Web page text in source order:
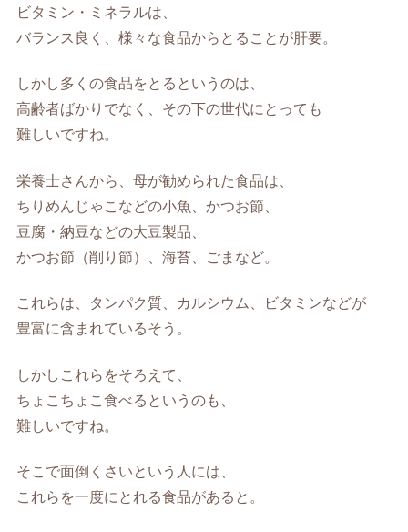
ビタミン・ミネラルは、
バランス良く、様々な食品からとることが肝要。
しかし多くの食品をとるというのは、
高齢者ばかりでなく、その下の世代にとっても
難しいですね。
栄養士さんから、母が勧められた食品は、
ちりめんじゃこなどの小魚、かつお節、
豆腐・納豆などの大豆製品、
かつお節（削り節）、海苔、ごまなど。
これらは、タンパク質、カルシウム、ビタミンなどが
豊富に含まれているそう。
しかしこれらをそろえて、
ちょこちょこ食べるというのも、
難しいですね。
そこで面倒くさいという人には、
これらを一度にとれる食品があると。